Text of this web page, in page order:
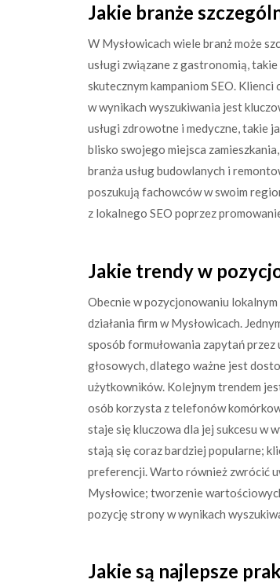
Jakie branże
W Mysłowicach wiele branż może
usługi związane z gastronomią,
skutecznym kampaniom SEO.
w wynikach wyszukiwania jest
usługi zdrowotne i medyczne, takie
blisko swojego miejsca
branża usług budowlanych i
poszukują fachowców w swoim
z lokalnego SEO poprzez
Jakie trendy w
Obecnie w pozycjonowaniu
działania firm w Mysłowicach.
sposób formułowania zapytań
głosowych, dlatego ważne jest
użytkowników. Kolejnym trendem
osób korzysta z telefonów
staje się kluczowa dla jej sukcesu w
stają się coraz bardziej popularne;
preferencji. Warto również zwrócić
Mysłowice; tworzenie
pozycję strony w wynikach
Jakie są najlepsze